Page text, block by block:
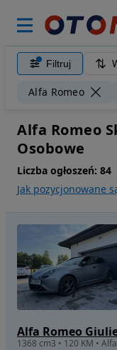
Filtruj
Alfa Romeo
Alfa Romeo
Osobowe
Liczba ogłoszeń: 84
Jak pozycjonowane
Alfa Romeo